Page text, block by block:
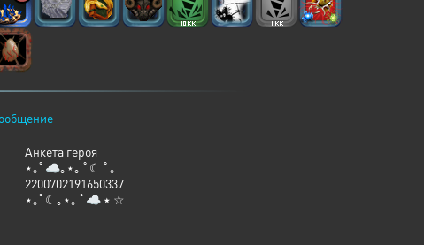
Анкета героя
⋆｡ﾟ☁︎｡⋆｡ ﾟ☾ ﾟ｡
2200702191650337
⋆｡ﾟ☾｡⋆｡ ﾟ☁︎ ٭ ☆